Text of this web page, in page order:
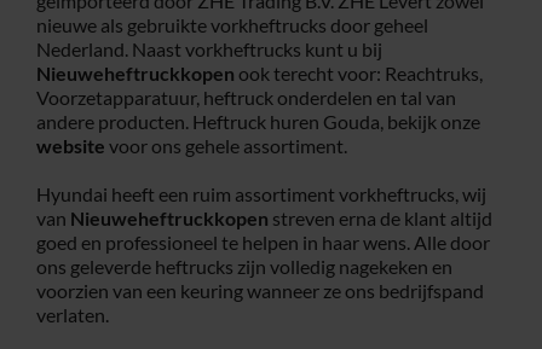
Contact
nieuwe als gebruikte vorkheftrucks door geheel
Nederland. Naast vorkheftrucks kunt u bij
Nieuweheftruckkopen ook terecht voor: Reachtruks,
Voorzetapparatuur, heftruck onderdelen en tal van
andere producten. Heftruck huren Gouda, bekijk onze
website voor ons gehele assortiment.
Hyundai heeft een ruim assortiment vorkheftrucks, wij
van Nieuweheftruckkopen streven erna de klant altijd
goed en professioneel te helpen in haar wens. Alle door
ons geleverde heftrucks zijn volledig nagekeken en
voorzien van een keuring wanneer ze ons bedrijfspand
verlaten.